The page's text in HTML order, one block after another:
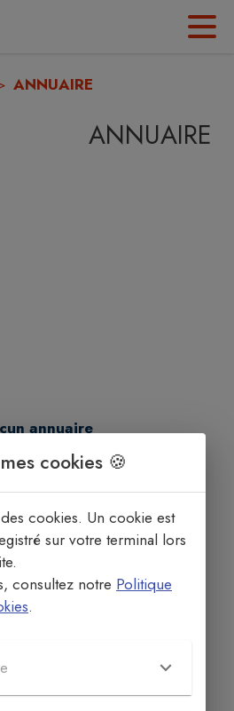
ANNUAIRE
ANNUAIRE
annuaire
cookies 🍪
cookies. Un cookie est
sur votre terminal lors
consultez notre Politique
.